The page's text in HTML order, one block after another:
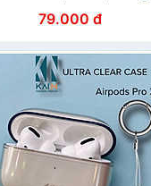
treo_ Hàng chính hãng
79.000 đ